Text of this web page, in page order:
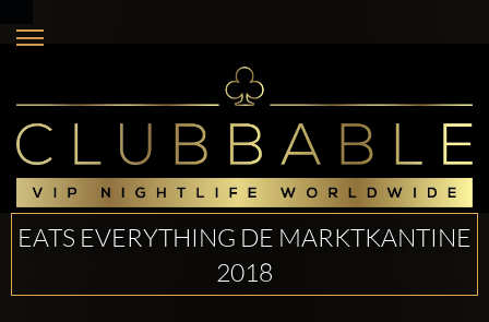
EATS EVERYTHING DE MARKTKANTINE
2018